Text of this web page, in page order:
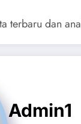
terbaru dan
Admin1